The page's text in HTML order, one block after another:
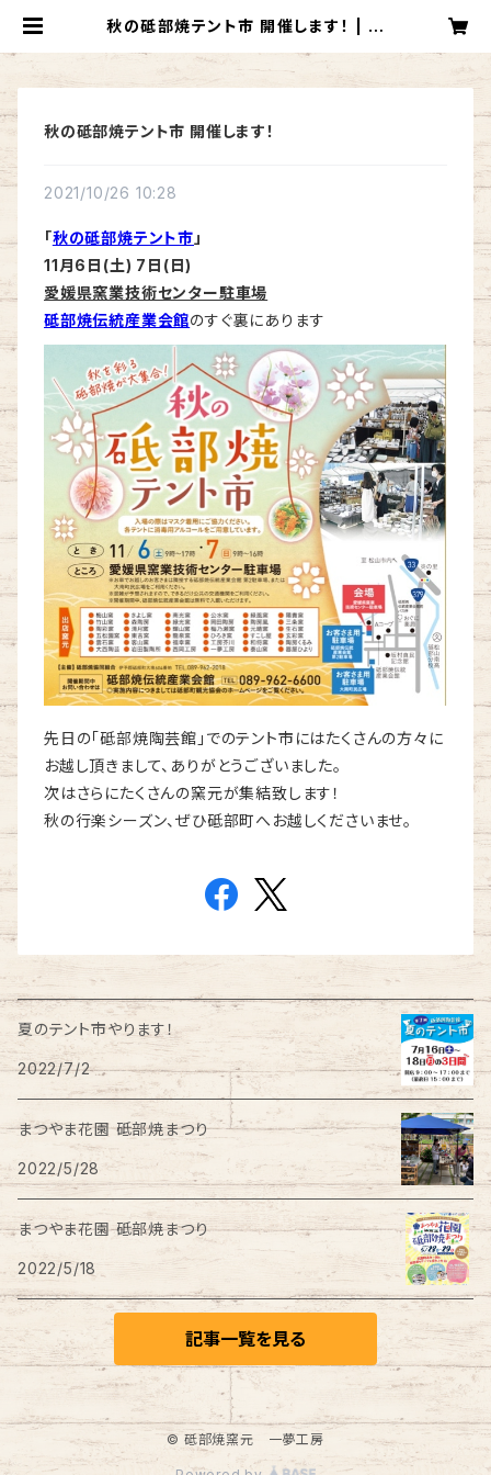
秋の砥部焼テント市 開催します！ | 砥
秋の砥部焼テント市 開催します！
2021/10/26 10:28
「秋の砥部焼テント市 」
11月6日(土) 7日(日)
愛媛県窯業技術センター駐車場
砥部焼伝統産業会館のすぐ裏にあります
先日の「砥部焼陶芸館」でのテント市にはたくさんの方々に
お越し頂きまして、ありがとうございました。
次はさらにたくさんの窯元が集結致します！
秋の行楽シーズン、ぜひ砥部町へお越しくださいませ。
夏のテント市やります！
2022/7/2
まつやま花園 砥部焼まつり
2022/5/28
まつやま花園 砥部焼まつり
2022/5/18
記事一覧を見る
© 砥部焼窯元 一夢工房